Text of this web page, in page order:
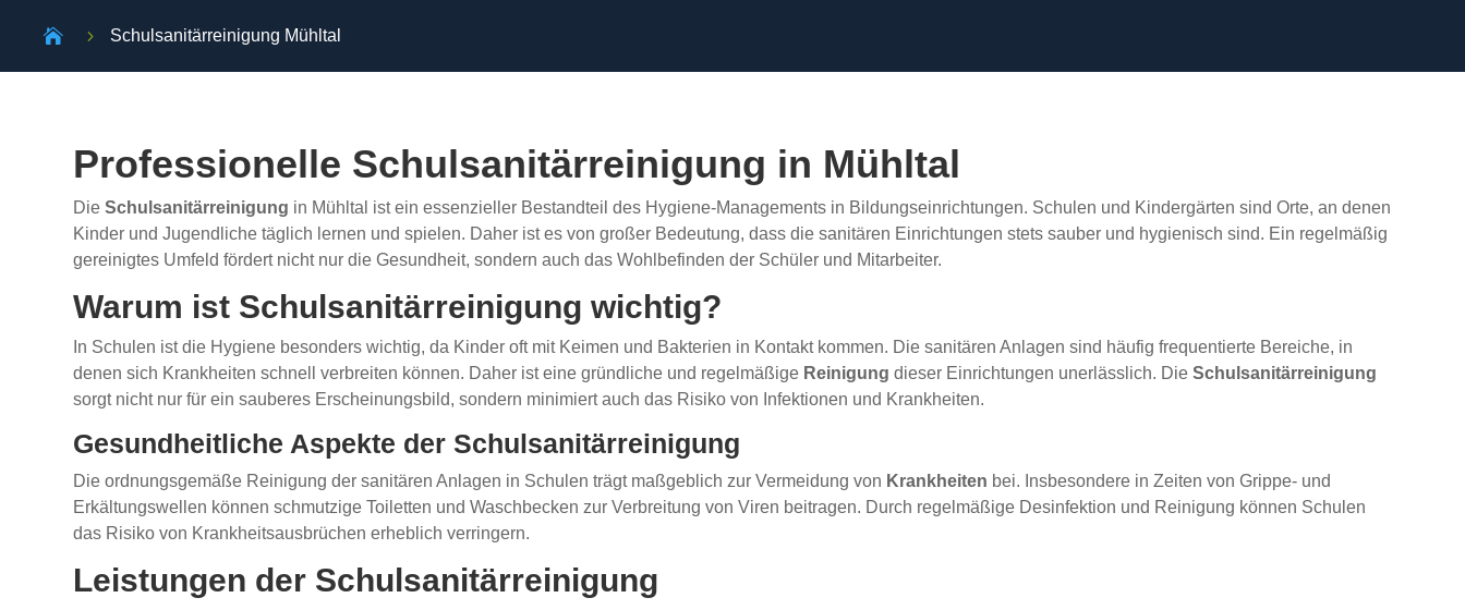
 5 Schulsanitärreinigung Mühltal
Professionelle Schulsanitärreinigung in Mühltal
DieSchulsanitärreinigung in Mühltal ist ein essenzieller Bestandteil des Hygiene-Managements in Bildungseinrichtungen. Schulen und Kindergärten sind Orte, an denen
Kinder und Jugendliche täglich lernen und spielen. Daher ist es von großer Bedeutung, dass die sanitären Einrichtungen stets sauber und hygienisch sind. Ein regelmäßig
gereinigtes Umfeld fördert nicht nur die Gesundheit, sondern auch das Wohlbefinden der Schüler und Mitarbeiter.
Warum ist Schulsanitärreinigung wichtig?
In Schulen ist die Hygiene besonders wichtig, da Kinder oft mit Keimen und Bakterien in Kontakt kommen. Die sanitären Anlagen sind häufig frequentierte Bereiche, in
denen sich Krankheiten schnell verbreiten können. Daher ist eine gründliche und regelmäßige Reinigung dieser Einrichtungen unerlässlich. DieSchulsanitärreinigung
sorgt nicht nur für ein sauberes Erscheinungsbild, sondern minimiert auch das Risiko von Infektionen und Krankheiten.
Gesundheitliche Aspekte der Schulsanitärreinigung
Die ordnungsgemäße Reinigung der sanitären Anlagen in Schulen trägt maßgeblich zur Vermeidung von Krankheiten bei. Insbesondere in Zeiten von Grippe- und
Erkältungswellen können schmutzige Toiletten und Waschbecken zur Verbreitung von Viren beitragen. Durch regelmäßige Desinfektion und Reinigung können Schulen
das Risiko von Krankheitsausbrüchen erheblich verringern.
Leistungen der Schulsanitärreinigung